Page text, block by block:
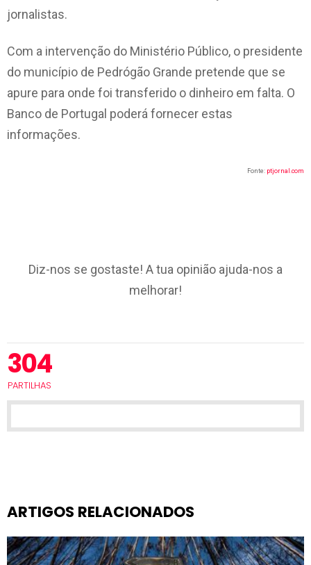
jornalistas.
Com a intervenção do Ministério Público, o presidente
do município de Pedrógão Grande pretende que se
apure para onde foi transferido o dinheiro em falta. O
Banco de Portugal poderá fornecer estas
informações.
Fonte: ptjornal.com
Diz-nos se gostaste! A tua opinião ajuda-nos a
melhorar!
304
PARTILHAS
ARTIGOS RELACIONADOS